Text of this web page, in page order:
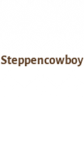
Steppencowboy